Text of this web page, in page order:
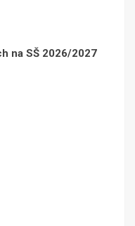
na SŠ 2026/2027